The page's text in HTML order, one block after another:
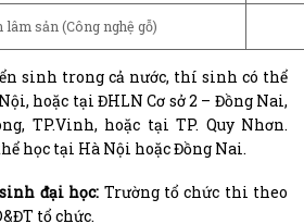
lâm sản (Công nghệ gỗ)
sinh trong cả nước, thí sinh có thể
hoặc tại ĐHLN Cơ sở 2 – Đồng Nai,
TP.Vinh, hoặc tại TP. Quy Nhơn.
học tại Hà Nội hoặc Đồng Nai.
sinh đại học: Trường tổ chức thi theo
tổ chức.